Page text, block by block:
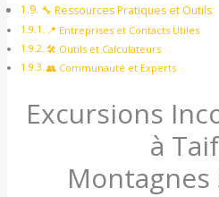
🔧 Ressources Pratiques et Outils
📍 Entreprises et Contacts Utiles
🛠️ Outils et Calculateurs
👥 Communauté et Experts
Excursions
à
Montagnes